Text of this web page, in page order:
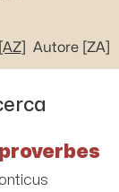
[AZ] Autore [ZA]